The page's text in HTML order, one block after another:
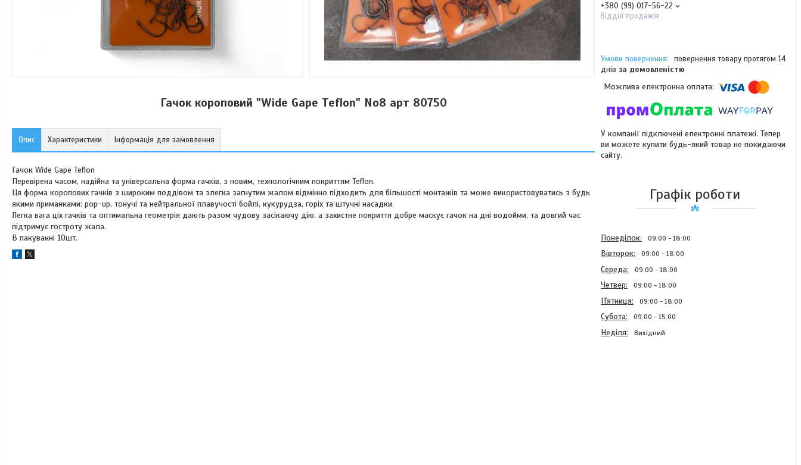
Гачок короповий "Wide Gape Teflon" No8 арт 80750
Опис Характеристики Інформація для замовлення
Гачок Wide Gape Teflon
Перевірена часом, надійна та універсальна форма гачків, з новим, технологічним покриттям Teflon.
Ця форма коропових гачків з широким поддівом та злегка загнутим жалом відмінно підходить для більшості монтажів та може використовуватись з будь
якими приманками: pop-up, тонучі та нейтральної плавучості бойлі, кукурудза, горіх та штучні насадки.
Легка вага ціх гачків та оптимальна геометрія дають разом чудову засікаючу дію, а захистне покриття добре маскує гачок на дні водойми, та довгий час
підтримує гостроту жала.
В пакуванні 10шт.
+380 (99) 017-56-22
Відділ продажів
повернення товару протягом 14
днів за домовленістю
У компанії підключені електронні платежі. Тепер
ви можете купити будь-який товар не покидаючи
сайту.
Графік роботи
Понеділок 09:00 18:00
Вівторок 09:00 18:00
Середа 09:00 18:00
Четвер 09:00 18:00
Пʼятниця 09:00 18:00
Субота 09:00 15:00
Неділя Вихідний